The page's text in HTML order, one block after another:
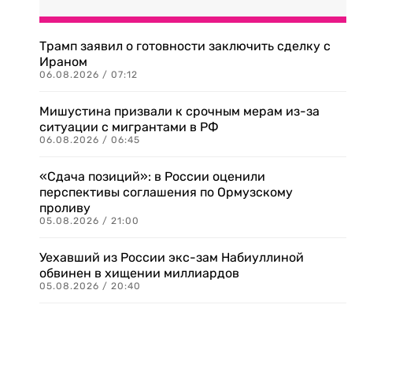
Трамп заявил о готовности заключить сделку с
Ираном
06.08.2026 / 07:12
Мишустина призвали к срочным мерам из-за
ситуации с мигрантами в РФ
06.08.2026 / 06:45
«Сдача позиций»: в России оценили
перспективы соглашения по Ормузскому
проливу
05.08.2026 / 21:00
Уехавший из России экс-зам Набиуллиной
обвинен в хищении миллиардов
05.08.2026 / 20:40